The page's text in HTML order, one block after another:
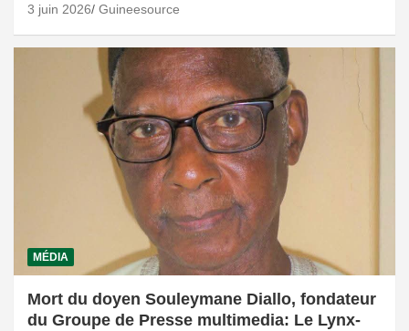
3 juin 2026 Guineesource
MÉDIA
Mort du doyen Souleymane Diallo, fondateur
du Groupe de Presse multimedia: Le Lynx-